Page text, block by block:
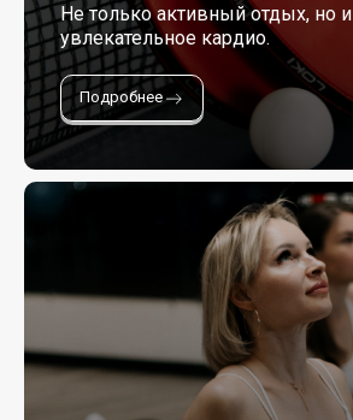
Не только активный отдых, но и
увлекательное кардио.
Подробнее